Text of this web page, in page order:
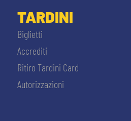
TARDINI
Biglietti
Accrediti
Ritiro Tardini Card
Autorizzazioni